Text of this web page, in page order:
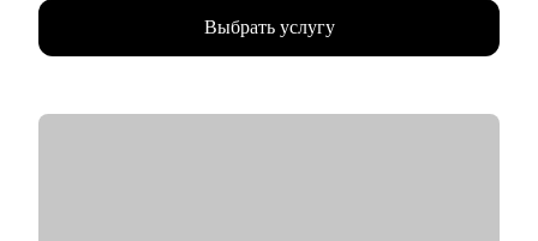
"Экономика"
• Провел 1000+ собеседований, на разные уровни позиции
(средний и высший менеджмент)
Выбрать услугу